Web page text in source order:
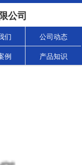
公司
们 公司动态
例 产品知识